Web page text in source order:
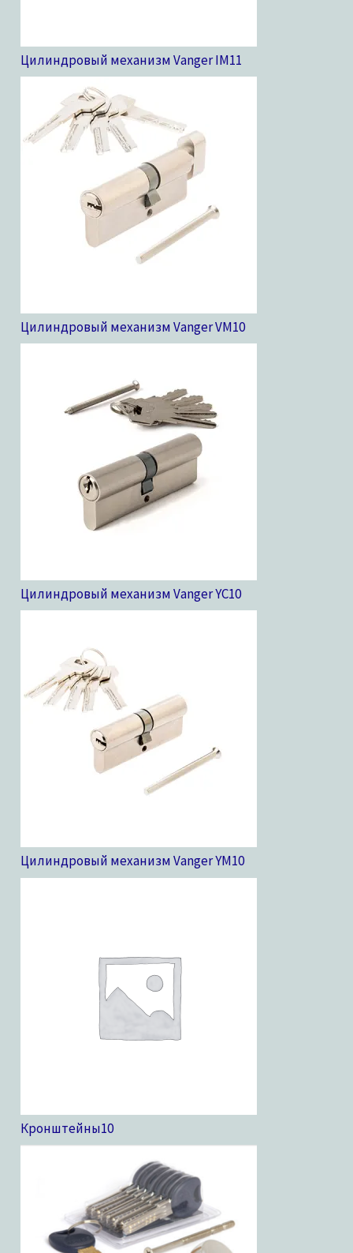
Цилиндровый механизм Vanger IM11
Цилиндровый механизм Vanger VM10
Цилиндровый механизм Vanger YC10
Цилиндровый механизм Vanger YM10
Кронштейны10